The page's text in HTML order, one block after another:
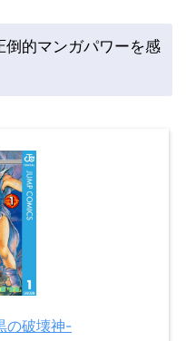
倒的マンガパワーを感
の破壊神-